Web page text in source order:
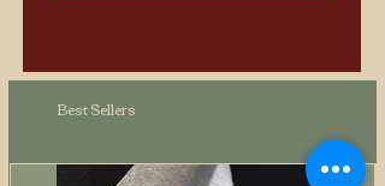
Best Sellers